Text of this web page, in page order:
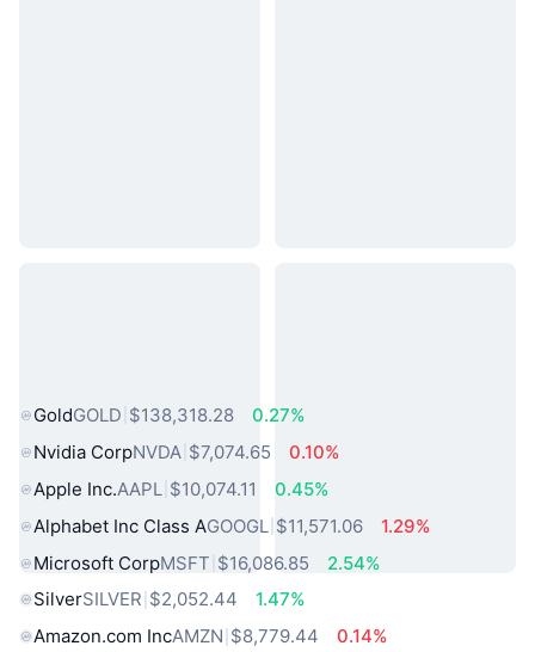
GoldGOLD $138,318.28
0.27%
Nvidia CorpNVDA $7,074.65
0.10%
Apple Inc.AAPL $10,074.11
0.45%
Alphabet Inc Class AGOOGL $11,571.06
1.29%
Microsoft CorpMSFT $16,086.85
2.54%
SilverSILVER $2,052.44
1.47%
Amazon.com IncAMZN $8,779.44 0.14%